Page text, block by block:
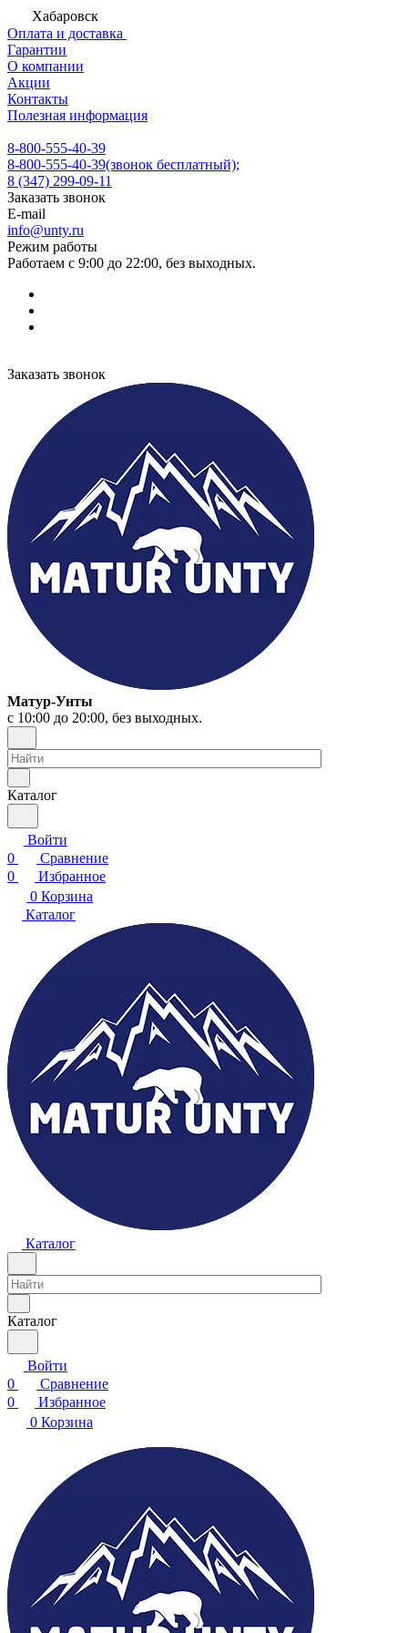
Хабаровск
Оплата и доставка
Гарантии
О компании
Акции
Контакты
Полезная информация
8-800-555-40-39
8-800-555-40-39(звонок бесплатный);
8 (347) 299-09-11
Заказать звонок
E-mail
info@unty.ru
Режим работы
Работаем с 9:00 до 22:00, без выходных.
Заказать звонок
Матур-Унты
с 10:00 до 20:00, без выходных.
Каталог
Войти
0
Сравнение
0
Избранное
0 Корзина
Каталог
Каталог
Каталог
Войти
0
Сравнение
0
Избранное
0 Корзина